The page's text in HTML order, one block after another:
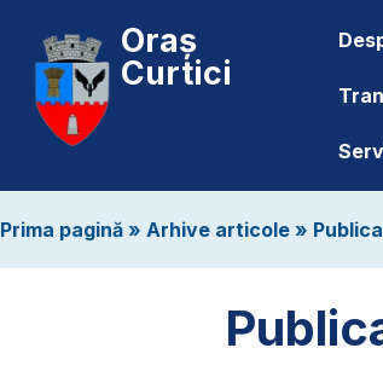
Oraș
Curtici
Prima pagină » Arhive articole »